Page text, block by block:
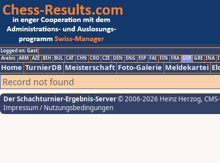
Logged on: Gast
Arabic ARM AZE BIH BUL CAT CHN CRO CZE DEN ENG ESP FAI FIN FRA GER GRE INA
Home TurnierDB Meisterschaft Foto-Galerie Meldekartei
Record not found
Der Schachturnier-Ergebnis-Server© 2006-2026 Heinz Herzog,
Impressum / Nutzungsbedingungen